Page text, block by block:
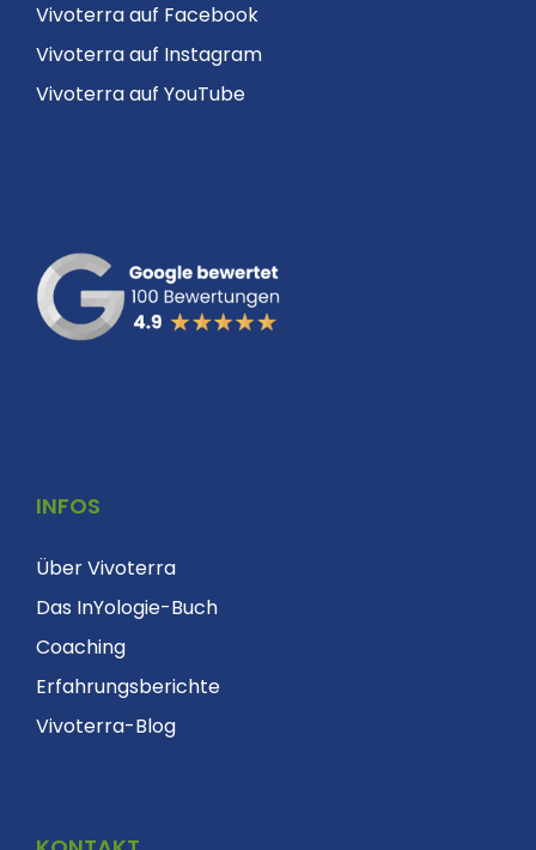
Vivoterra auf Facebook
Vivoterra auf Instagram
Vivoterra auf YouTube
INFOS
Über Vivoterra
Das InYologie-Buch
Coaching
Erfahrungsberichte
Vivoterra-Blog